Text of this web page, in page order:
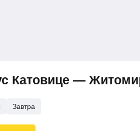
Катовице —
Завтра